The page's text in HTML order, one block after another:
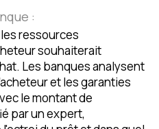
:
ressources
souhaiterait
Les banques analysent
et les garanties
le montant de
par un expert,